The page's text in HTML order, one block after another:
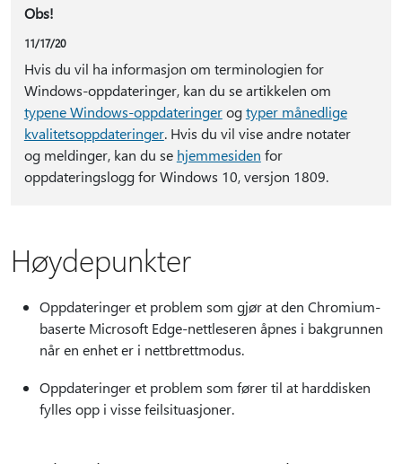
Obs!
11/17/20
Hvis du vil ha informasjon om terminologien for
Windows-oppdateringer, kan du se artikkelen om
typene Windows-oppdateringerogtyper månedlige
kvalitetsoppdateringer. Hvis du vil vise andre notater
og meldinger, kan du se hjemmesiden for
oppdateringslogg for Windows 10, versjon 1809.
Høydepunkter
Oppdateringer et problem som gjør at den Chromium-
baserte Microsoft Edge-nettleseren åpnes i bakgrunnen
når en enhet er i nettbrettmodus.
Oppdateringer et problem som fører til at harddisken
fylles opp i visse feilsituasjoner.